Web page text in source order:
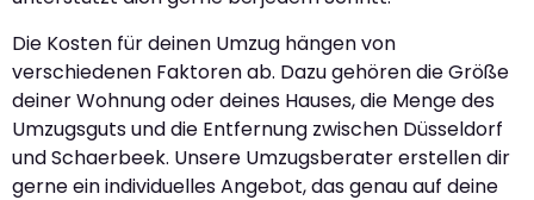
Die Kosten für deinen Umzug hängen von
verschiedenen Faktoren ab. Dazu gehören die Größe
deiner Wohnung oder deines Hauses, die Menge des
Umzugsguts und die Entfernung zwischen Düsseldorf
und Schaerbeek. Unsere Umzugsberater erstellen dir
gerne ein individuelles Angebot, das genau auf deine